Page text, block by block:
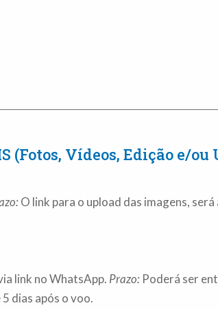
(Fotos, Vídeos, Edição e/ou
O link para o upload das imagens,
link no WhatsApp. Prazo: Poderá ser
dias após o voo.